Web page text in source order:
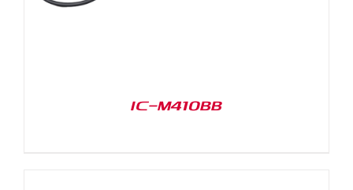
IC-M410BB